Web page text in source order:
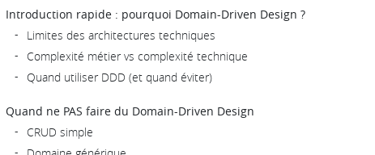
Introduction rapide : pourquoi Domain-Driven Design ?
Limites des architectures techniques
Complexité métier vs complexité technique
Quand utiliser DDD (et quand éviter)
Quand ne PAS faire du Domain-Driven Design
CRUD simple